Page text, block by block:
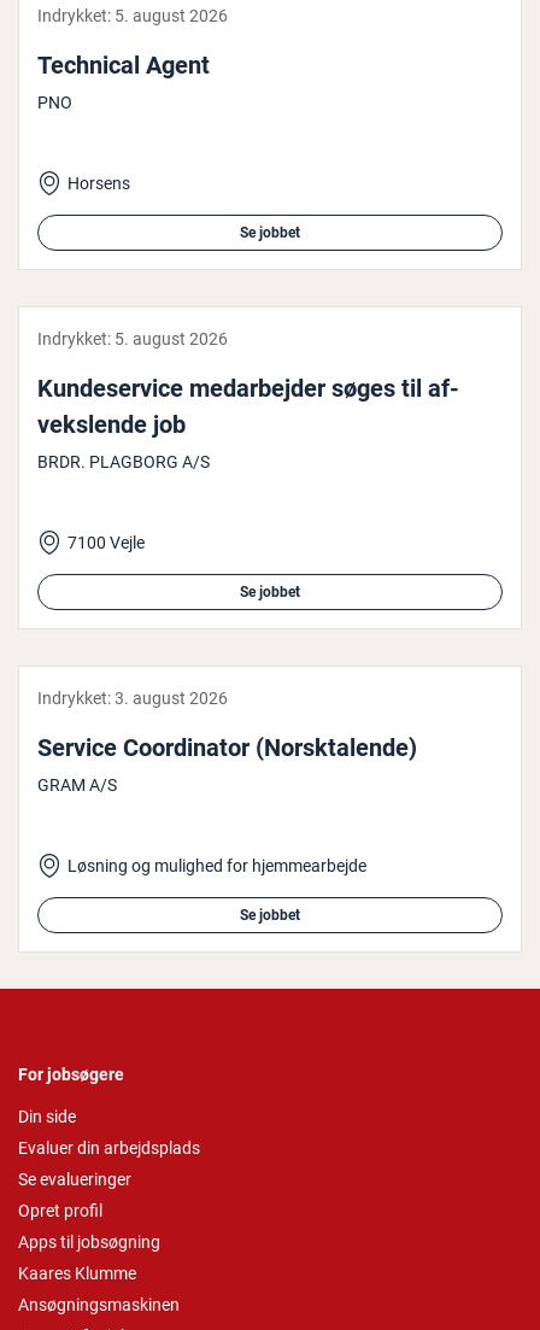
Indrykket: 5. august 2026
Technical Agent
PNO
Horsens
Se jobbet
Indrykket: 5. august 2026
Kun­de­ser­vi­ce me­d­ar­bej­der søges til af­
veks­len­de job
BRDR. PLAGBORG A/S
7100 Vejle
Se jobbet
Indrykket:3. august 2026
Service Co­or­di­na­tor (Norsk­ta­len­de)
GRAM A/S
Løsning og mulighed for hjemmearbejde
Se jobbet
For jobsøgere
Din side
Evaluer din arbejdsplads
Se evalueringer
Opret profil
Apps til jobsøgning
Kaares Klumme
Ansøgningsmaskinen